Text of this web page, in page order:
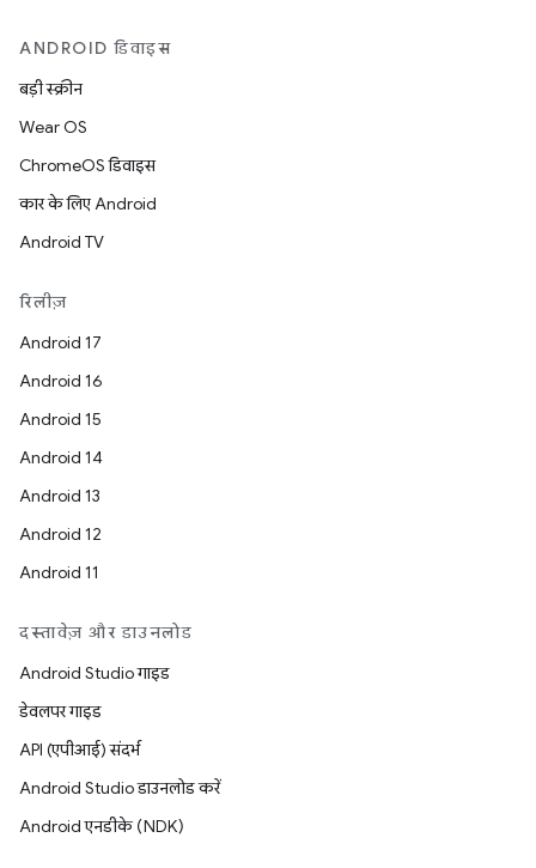
ANDROID डिवाइस
बड़ी स्क्रीन
Wear OS
ChromeOS डिवाइस
कार के लिए Android
Android TV
रिलीज़
Android 17
Android 16
Android 15
Android 14
Android 13
Android 12
Android 11
दस्तावेज़ और डाउनलोड
Android Studio गाइड
डेवलपर गाइड
API (एपीआई) संदर्भ
Android Studio डाउनलोड करें
Android एनडीके (NDK)